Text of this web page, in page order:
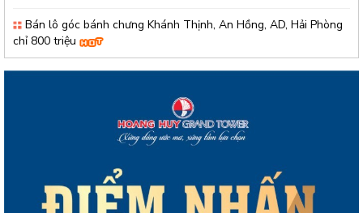
Bán lô góc bánh chưng Khánh Thịnh, An Hồng, AD, Hải Phòng
chỉ 800 triệu